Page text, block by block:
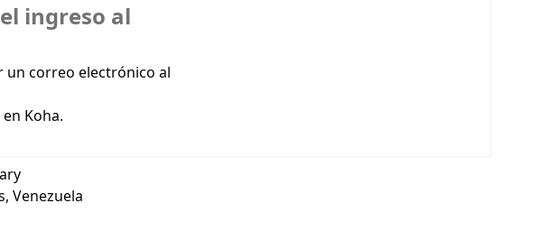
ingreso al
un correo electrónico al
Koha.
Venezuela